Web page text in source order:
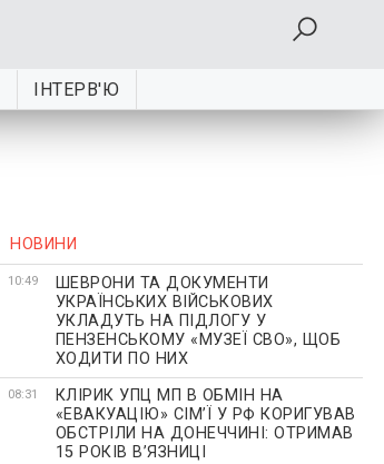
ІНТЕРВ'Ю
НОВИНИ
10:49
ШЕВРОНИ ТА ДОКУМЕНТИ
УКРАЇНСЬКИХ ВІЙСЬКОВИХ
УКЛАДУТЬ НА ПІДЛОГУ У
ПЕНЗЕНСЬКОМУ «МУЗЕЇ СВО», ЩОБ
ХОДИТИ ПО НИХ
08:31
КЛІРИК УПЦ МП В ОБМІН НА
«ЕВАКУАЦІЮ» СІМʼЇ У РФ КОРИГУВАВ
ОБСТРІЛИ НА ДОНЕЧЧИНІ: ОТРИМАВ
15 РОКІВ ВʼЯЗНИЦІ